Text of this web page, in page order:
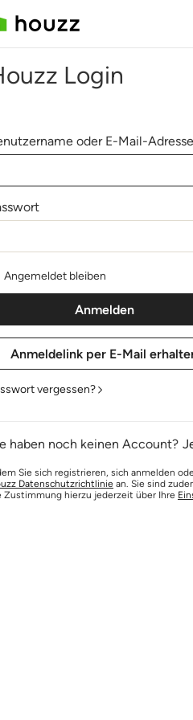
Login
oder E-Mail-Adresse
Angemeldet bleiben
vergessen?
haben noch keinen Account?
Sie sich registrieren, sich anmelden
Datenschutzrichtlinie an. Sie sind
Zustimmung hierzu jederzeit über Ihre